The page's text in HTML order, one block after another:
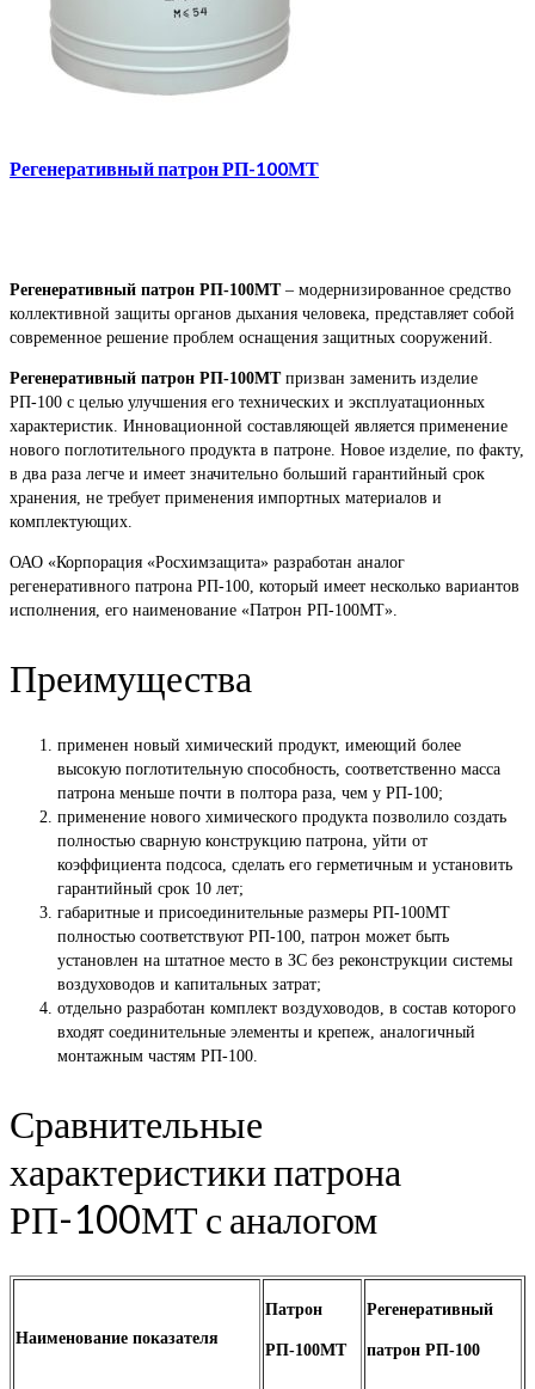
Регенеративный патрон РП-100МТ
Регенеративный патрон РП-100МТ– модернизированное средство
коллективной защиты органов дыхания человека, представляет собой
современное решение проблем оснащения защитных сооружений.
Регенеративный патрон РП-100МТпризван заменить изделие
РП-100 с целью улучшения его технических и эксплуатационных
характеристик. Инновационной составляющей является применение
нового поглотительного продукта в патроне. Новое изделие, по факту,
в два раза легче и имеет значительно больший гарантийный срок
хранения, не требует применения импортных материалов и
комплектующих.
ОАО «Корпорация «Росхимзащита» разработан аналог
регенеративного патрона РП-100, который имеет несколько вариантов
исполнения, его наименование «Патрон РП-100МТ».
Преимущества
применен новый химический продукт, имеющий более
высокую поглотительную способность, соответственно масса
патрона меньше почти в полтора раза, чем у РП-100;
применение нового химического продукта позволило создать
полностью сварную конструкцию патрона, уйти от
коэффициента подсоса, сделать его герметичным и установить
гарантийный срок 10 лет;
габаритные и присоединительные размеры РП-100МТ
полностью соответствуют РП-100, патрон может быть
установлен на штатное место в ЗС без реконструкции системы
воздуховодов и капитальных затрат;
отдельно разработан комплект воздуховодов, в состав которого
входят соединительные элементы и крепеж, аналогичный
монтажным частям РП-100.
Сравнительные
характеристики патрона
РП-100МТ с аналогом
Наименование показателя
Патрон
РП-100МТ
Регенеративный
патрон РП-100